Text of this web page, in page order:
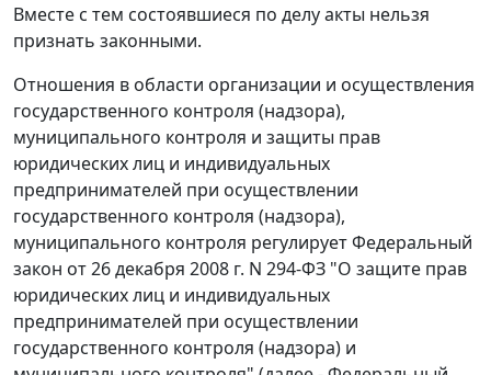
Вместе с тем состоявшиеся по делу акты нельзя
признать законными.
Отношения в области организации и осуществления
государственного контроля (надзора),
муниципального контроля и защиты прав
юридических лиц и индивидуальных
предпринимателей при осуществлении
государственного контроля (надзора),
муниципального контроля регулируетФедеральный
закон от 26 декабря 2008 г. N 294-ФЗ "О защите прав
юридических лиц и индивидуальных
предпринимателей при осуществлении
государственного контроля (надзора) и